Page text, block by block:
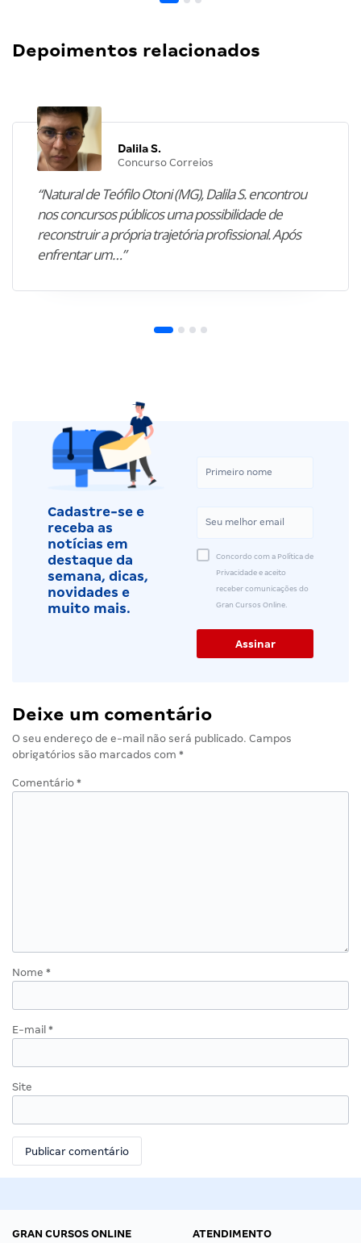
Depoimentos relacionados
Dalila S.
Concurso Correios
“Natural de Teófilo Otoni (MG), Dalila S. encontrou
nos concursos públicos uma possibilidade de
reconstruir a própria trajetória profissional. Após
enfrentar um…”
Cadastre-se e
receba as
notícias em
destaque da
semana, dicas,
novidades e
muito mais.
Concordo com a Política de
Privacidade e aceito
receber comunicações do
Gran Cursos Online.
Deixe um comentário
O seu endereço de e-mail não será publicado. Campos
obrigatórios são marcados com *
Comentário *
Nome *
E-mail *
Site
GRAN CURSOS ONLINE
ATENDIMENTO